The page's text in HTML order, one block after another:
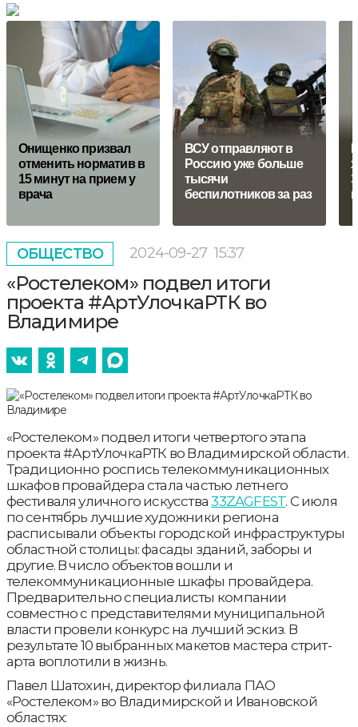
Онищенко призвал
отменить норматив в
15 минут на прием у
врача
ВСУ отправляют в
Россию уже больше
тысячи
беспилотников за раз
ОБЩЕСТВО 2024-09-27 15:37
«Ростелеком» подвел итоги
проекта #АртУлочкаРТК во
Владимире
«Ростелеком» подвел итоги четвертого этапа
проекта #АртУлочкаРТК во Владимирской области.
Традиционно роспись телекоммуникационных
шкафов провайдера стала частью летнего
фестиваля уличного искусства33ZAGFEST. С июля
по сентябрь лучшие художники региона
расписывали объекты городской инфраструктуры
областной столицы: фасады зданий, заборы и
другие. В число объектов вошли и
телекоммуникационные шкафы провайдера.
Предварительно специалисты компании
совместно с представителями муниципальной
власти провели конкурс на лучший эскиз. В
результате 10 выбранных макетов мастера стрит-
арта воплотили в жизнь.
Павел Шатохин, директор филиала ПАО
«Ростелеком» во Владимирской и Ивановской
областях: